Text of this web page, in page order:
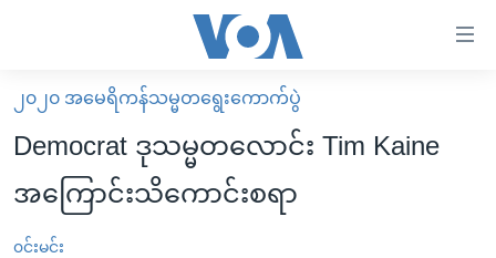
လွယ်ကူ
စေ
မူလစာမျက်နှာ
မြန်မာ
ကမ္ဘာ့သတင်းများ
နိုင်ငံတကာ
ဗွီဒီယို
၂၀၂၀ အမေရိကန်သမ္မတရွေးကောက်ပွဲ
Democrat ဒုသမ္မတလောင်း Tim Kaine
အကြောင်းသိကောင်းစရာ
၀င်းမင်း